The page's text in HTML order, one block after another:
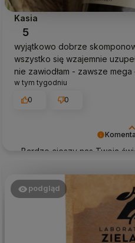
Bardzo cieszy nas Twoja
jak Ty i jesteśmy
nadzieję, że do nas wrócisz
Kasia
5
wyjątkowo dobrze
wszystko się wzajemnie
nie zawiodłam - zawsze
w tym tygodniu
0
0
podgląd